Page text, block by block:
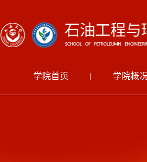
学院首页 | 学院概